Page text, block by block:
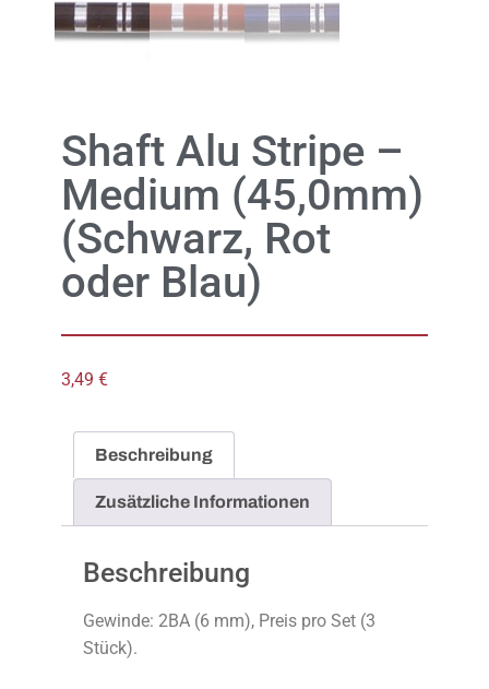
Shaft Alu Stripe –
Medium (45,0mm)
(Schwarz, Rot
oder Blau)
3,49 €
Beschreibung
Zusätzliche Informationen
Beschreibung
Gewinde: 2BA (6 mm), Preis pro Set (3
Stück).